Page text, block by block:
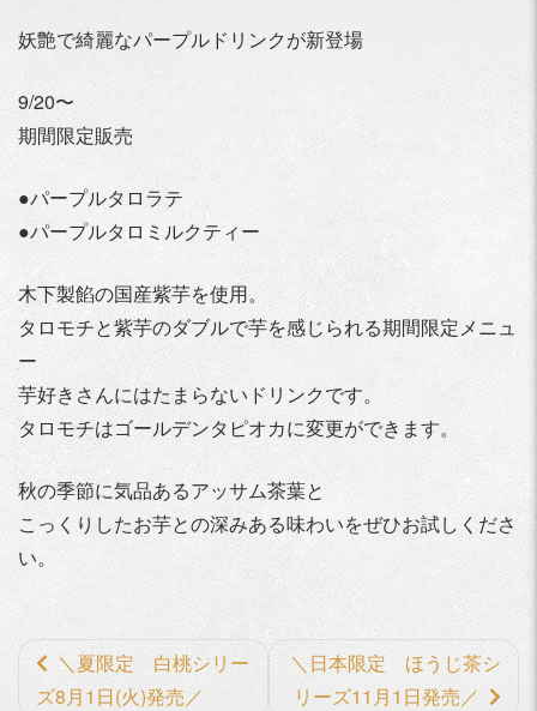
妖艶で綺麗なパープルドリンクが新登場
9/20〜
期間限定販売
●パープルタロラテ
●パープルタロミルクティー
木下製餡の国産紫芋を使用。
タロモチと紫芋のダブルで芋を感じられる期間限定メニュ
ー
芋好きさんにはたまらないドリンクです。
タロモチはゴールデンタピオカに変更ができます。
秋の季節に気品あるアッサム茶葉と
こっくりしたお芋との深みある味わいをぜひお試しくださ
い。
前
後
＼夏限定 白桃シリー
ズ8月1日(火)発売／
＼日本限定 ほうじ茶シ
リーズ11月1日発売／